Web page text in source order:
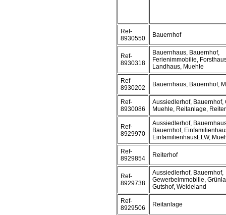
Ref-
8930550
Bauernhof
Ref-
8930318
Bauernhaus, Bauernhof,
Ferienimmobilie,
Landhaus, Muehle
Ref-
8930202
Bauernhaus, Bauernhof,
Ref-
8930086
Aussiedlerhof, Bauernhof,
Muehle, Reitanlage,
Ref-
8929970
Aussiedlerhof,
Bauernhof,
EinfamilienhausELW,
Ref-
8929854
Reiterhof
Ref-
8929738
Aussiedlerhof, Bauernhof,
Gewerbeimmobilie,
Gutshof, Weideland
Ref-
8929506
Reitanlage